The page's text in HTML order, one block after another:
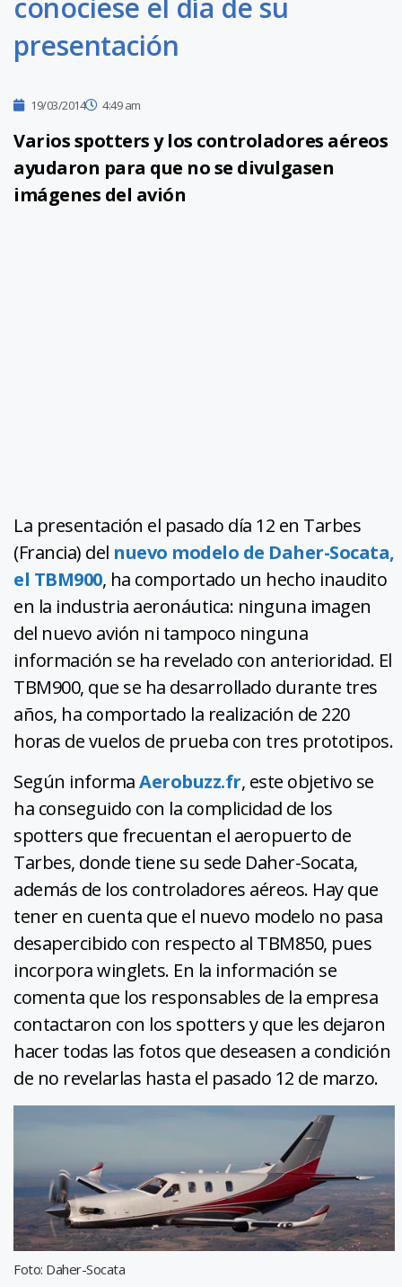
conociese el día de su
presentación
19/03/2014 4:49 am
Varios spotters y los controladores aéreos
ayudaron para que no se divulgasen
imágenes del avión
La presentación el pasado día 12 en Tarbes
(Francia) del nuevo modelo de Daher-Socata,
el TBM900, ha comportado un hecho inaudito
en la industria aeronáutica: ninguna imagen
del nuevo avión ni tampoco ninguna
información se ha revelado con anterioridad. El
TBM900, que se ha desarrollado durante tres
años, ha comportado la realización de 220
horas de vuelos de prueba con tres prototipos.
Según informaAerobuzz.fr, este objetivo se
ha conseguido con la complicidad de los
spotters que frecuentan el aeropuerto de
Tarbes, donde tiene su sede Daher-Socata,
además de los controladores aéreos. Hay que
tener en cuenta que el nuevo modelo no pasa
desapercibido con respecto al TBM850, pues
incorpora winglets. En la información se
comenta que los responsables de la empresa
contactaron con los spotters y que les dejaron
hacer todas las fotos que deseasen a condición
de no revelarlas hasta el pasado 12 de marzo.
Foto: Daher-Socata